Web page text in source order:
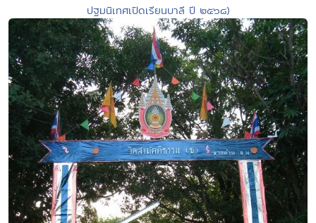
ปฐมนิเทศเปิดเรียนบาลี ปี ๒๕๖๘)